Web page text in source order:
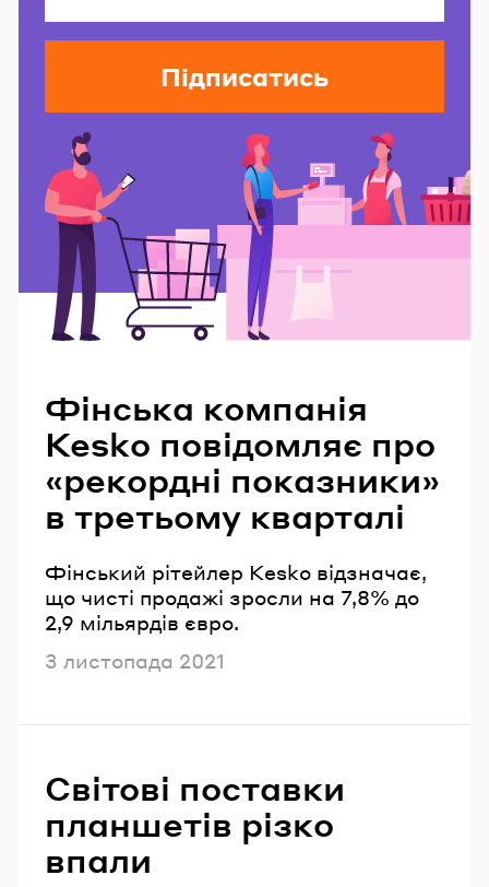
Підписатись
Фінська компанія
Kesko повідомляє про
«рекордні показники»
в третьому кварталі
Фінський рітейлер Kesko відзначає,
що чисті продажі зросли на 7,8% до
2,9 мільярдів євро.
Опубліковано
3 листопада 2021
Світові поставки
планшетів різко
впали